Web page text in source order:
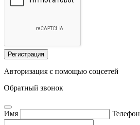
Регистрация
Авторизация с помощью соцсетей
Обратный звонок
Имя Телефон